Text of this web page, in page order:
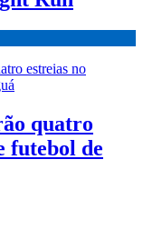
quatro
futebol de